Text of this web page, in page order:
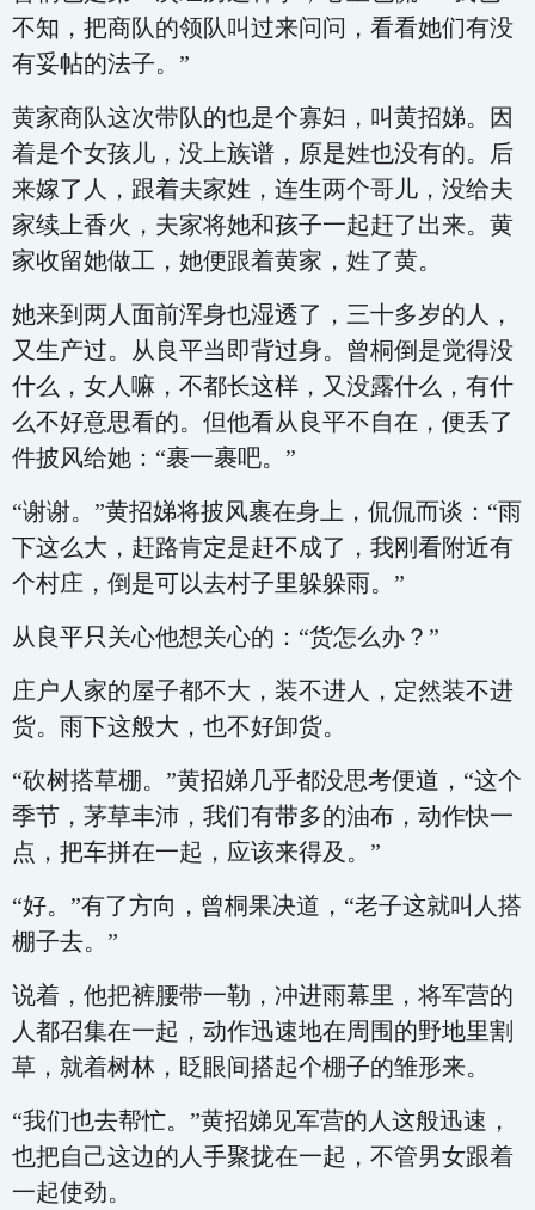
不知，把商队的领队叫过来问问，看看她们有没
有妥帖的法子。”
黄家商队这次带队的也是个寡妇，叫黄招娣。因
着是个女孩儿，没上族谱，原是姓也没有的。后
来嫁了人，跟着夫家姓，连生两个哥儿，没给夫
家续上香火，夫家将她和孩子一起赶了出来。黄
家收留她做工，她便跟着黄家，姓了黄。
她来到两人面前浑身也湿透了，三十多岁的人，
又生产过。从良平当即背过身。曾桐倒是觉得没
什么，女人嘛，不都长这样，又没露什么，有什
么不好意思看的。但他看从良平不自在，便丢了
件披风给她：“裹一裹吧。”
“谢谢。”黄招娣将披风裹在身上，侃侃而谈：“雨
下这么大，赶路肯定是赶不成了，我刚看附近有
个村庄，倒是可以去村子里躲躲雨。”
从良平只关心他想关心的：“货怎么办？”
庄户人家的屋子都不大，装不进人，定然装不进
货。雨下这般大，也不好卸货。
“砍树搭草棚。”黄招娣几乎都没思考便道，“这个
季节，茅草丰沛，我们有带多的油布，动作快一
点，把车拼在一起，应该来得及。”
“好。”有了方向，曾桐果决道，“老子这就叫人搭
棚子去。”
说着，他把裤腰带一勒，冲进雨幕里，将军营的
人都召集在一起，动作迅速地在周围的野地里割
草，就着树林，眨眼间搭起个棚子的雏形来。
“我们也去帮忙。”黄招娣见军营的人这般迅速，
也把自己这边的人手聚拢在一起，不管男女跟着
一起使劲。